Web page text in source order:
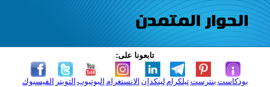
تابعونا على:
الفيسبوك التويتر اليوتيوب الانستغرام لينكدإن تيلكرامبنترست بودكاست